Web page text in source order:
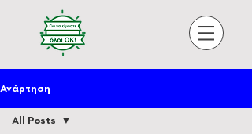
Ανάρτηση
All Posts